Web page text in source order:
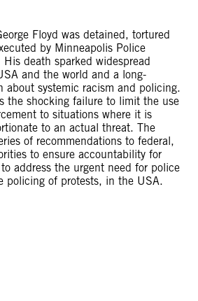
Floyd was detained, tortured
by Minneapolis Police
death sparked widespread
and the world and a long-
about systemic racism and policing.
the shocking failure to limit the use
to situations where it is
to an actual threat. The
of recommendations to federal,
to ensure accountability for
address the urgent need for police
policing of protests, in the USA.